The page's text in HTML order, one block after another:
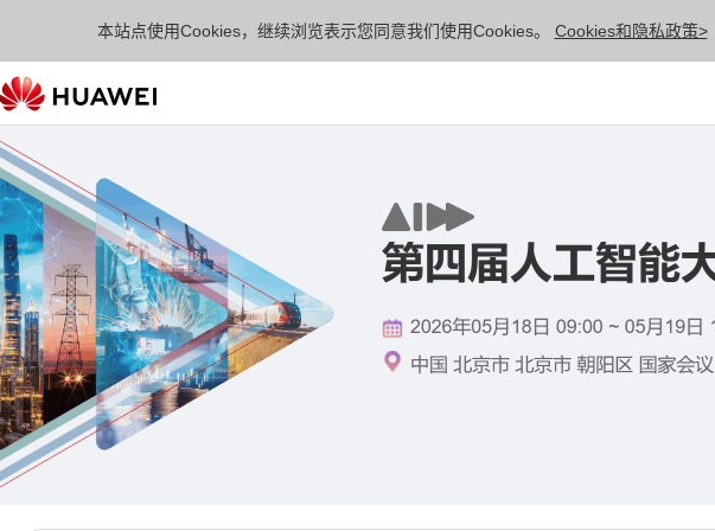
本站点使用Cookies，继续浏览表示您同意我们使用Cookies。 Cookies和隐私政策>